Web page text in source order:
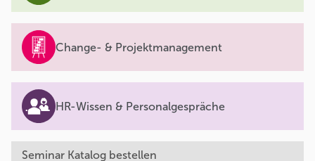
Change- & Projektmanagement
HR-Wissen & Personalgespräche
Seminar Katalog bestellen